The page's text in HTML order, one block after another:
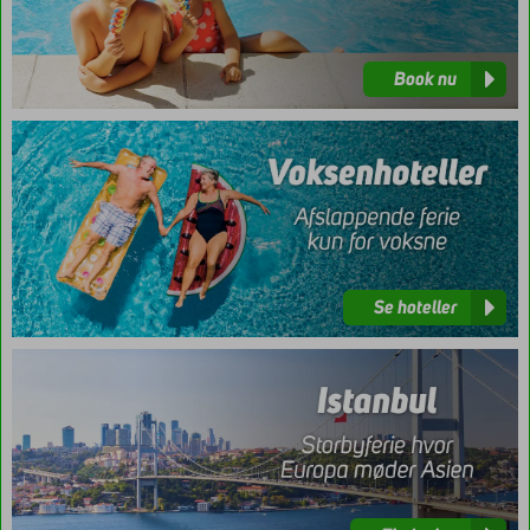
Book nu
Se hoteller
Se
hoteller